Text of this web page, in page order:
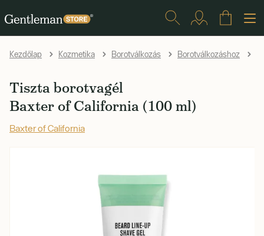
Kezdőlap Kozmetika Borotválkozás Borotválkozáshoz
Tiszta borotvagél
Baxter of California (100 ml)
Baxter of California